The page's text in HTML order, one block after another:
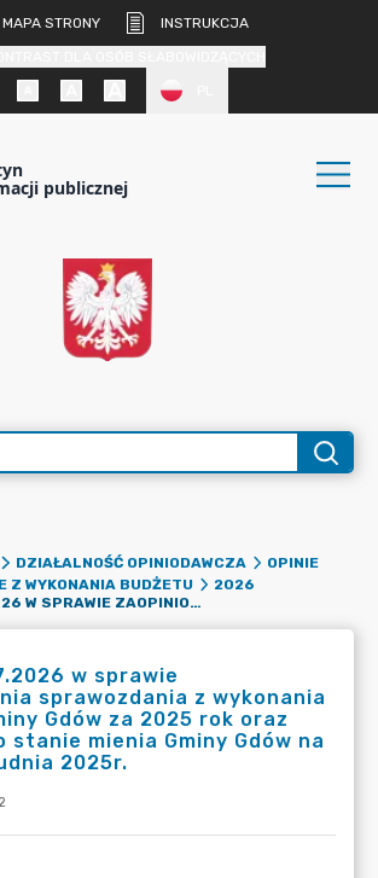
MAPA STRONY
INSTRUKCJA
publicznej
DZIAŁALNOŚĆ OPINIODAWCZA
OPINIE
Z WYKONANIA BUDŻETU
2026
S.O.VI.423.7.2026 W SPRAWIE ZAOPINIOWANIA SPRAWOZDANIA Z WYKONANIA BUDŻETU GMINY GDÓW ZA 2025 ROK ORAZ INFORMACJI O STANIE MIENIA GMINY GDÓW NA DZIEŃ 31 GRUDNIA 2025R.
w sprawie
sprawozdania z wykonania
Gdów za 2025 rok oraz
stanie mienia Gminy Gdów na
2025r.